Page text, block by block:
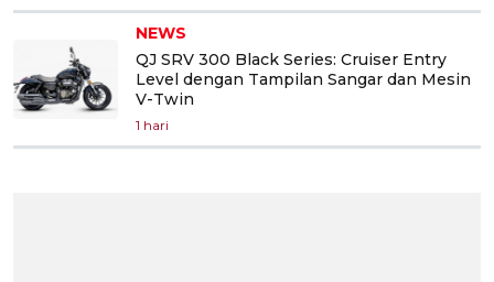
NEWS
QJ SRV 300 Black Series: Cruiser Entry
Level dengan Tampilan Sangar dan Mesin
V-Twin
1 hari